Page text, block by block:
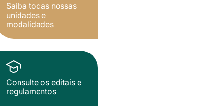
Saiba todas nossas
unidades e
modalidades
Consulte os editais e
regulamentos